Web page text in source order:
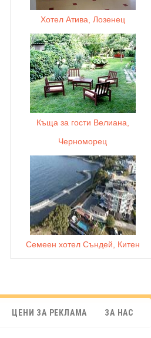
Хотел Атива, Лозенец
Къща за гости Велиана,
Черноморец
Семеен хотел Съндей, Китен
ЦЕНИ ЗА РЕКЛАМА ЗА НАС